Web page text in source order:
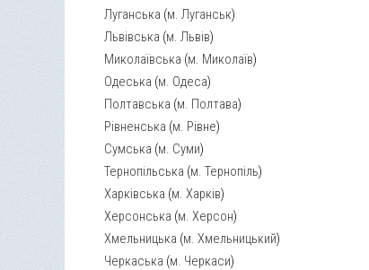
Луганська (м. Луганськ)
Львівська (м. Львів)
Миколаївська (м. Миколаїв)
Одеська (м. Одеса)
Полтавська (м. Полтава)
Рівненська (м. Рівне)
Сумська (м. Суми)
Тернопільська (м. Тернопіль)
Харківська (м. Харків)
Херсонська (м. Херсон)
Хмельницька (м. Хмельницький)
Черкаська (м. Черкаси)